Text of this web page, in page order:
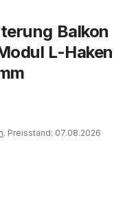
Balkon
L-Haken
. Preisstand: 07.08.2026